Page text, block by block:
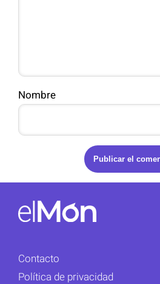
Nombre
Contacto
Política de privacidad